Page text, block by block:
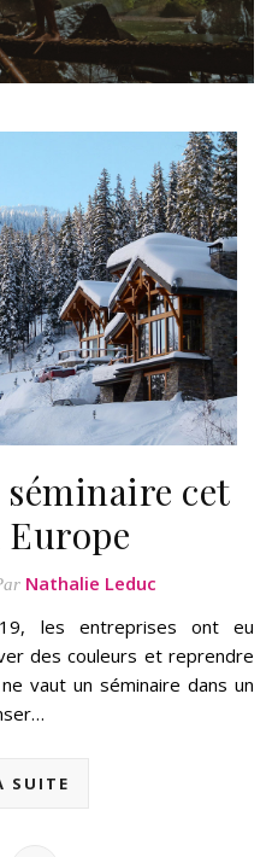
cet
Nathalie Leduc
19, les entreprises ont eu
des couleurs et reprendre
vaut un séminaire dans un
SUITE